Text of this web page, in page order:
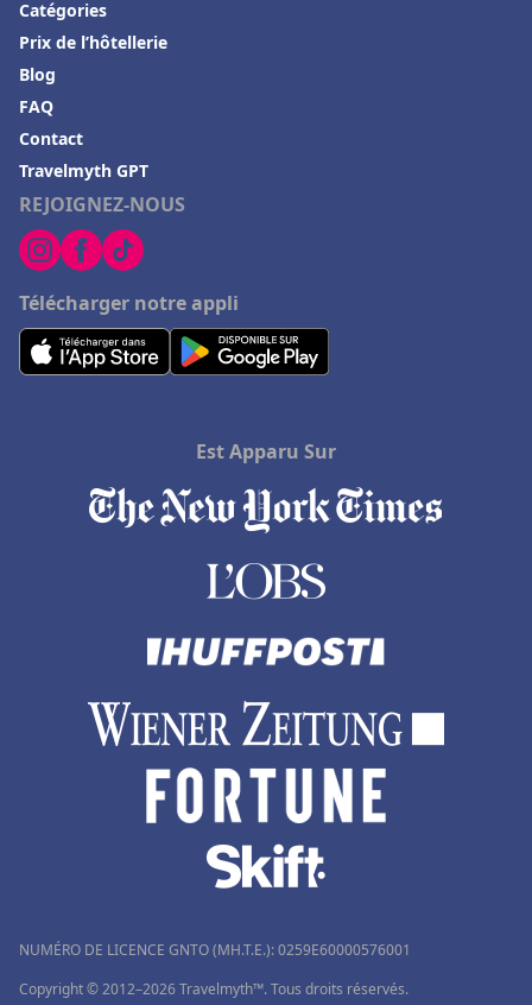
REJOIGNEZ-NOUS
Télécharger notre appli
Catégories
Prix de l’hôtellerie
Blog
FAQ
Contact
Travelmyth GPT
Est Apparu Sur
NUMÉRO DE LICENCE GNTO (MH.T.E.): 0259Ε60000576001
Copyright © 2012–2026 Travelmyth™. Tous droits réservés.